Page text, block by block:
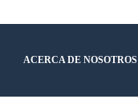
ACERCA DE NOSOTROS